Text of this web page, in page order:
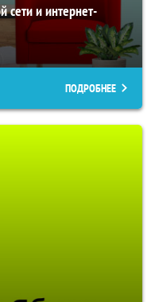
сети и интернет-
ПОДРОБНЕЕ